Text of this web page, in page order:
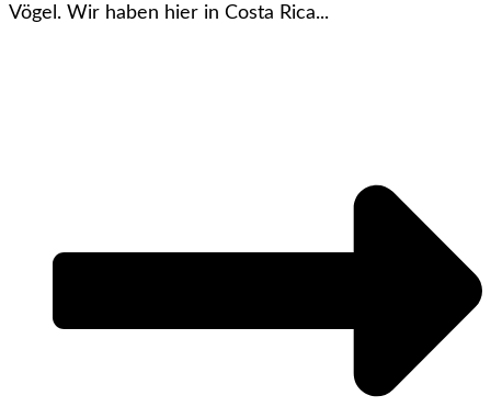
Vögel. Wir haben hier in Costa Rica...